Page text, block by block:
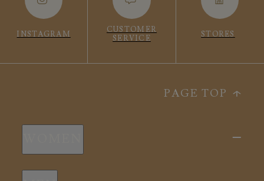
INSTAGRAM
CUSTOMER
SERVICE
STORES
PAGE TOP
新商品